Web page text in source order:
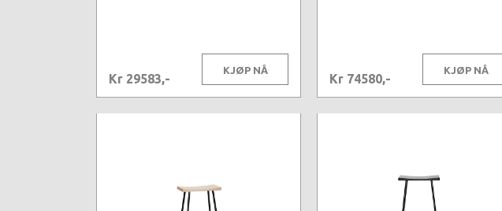
Kr 29583,-
KJØP NÅ
Kr 74580,-
KJØP NÅ